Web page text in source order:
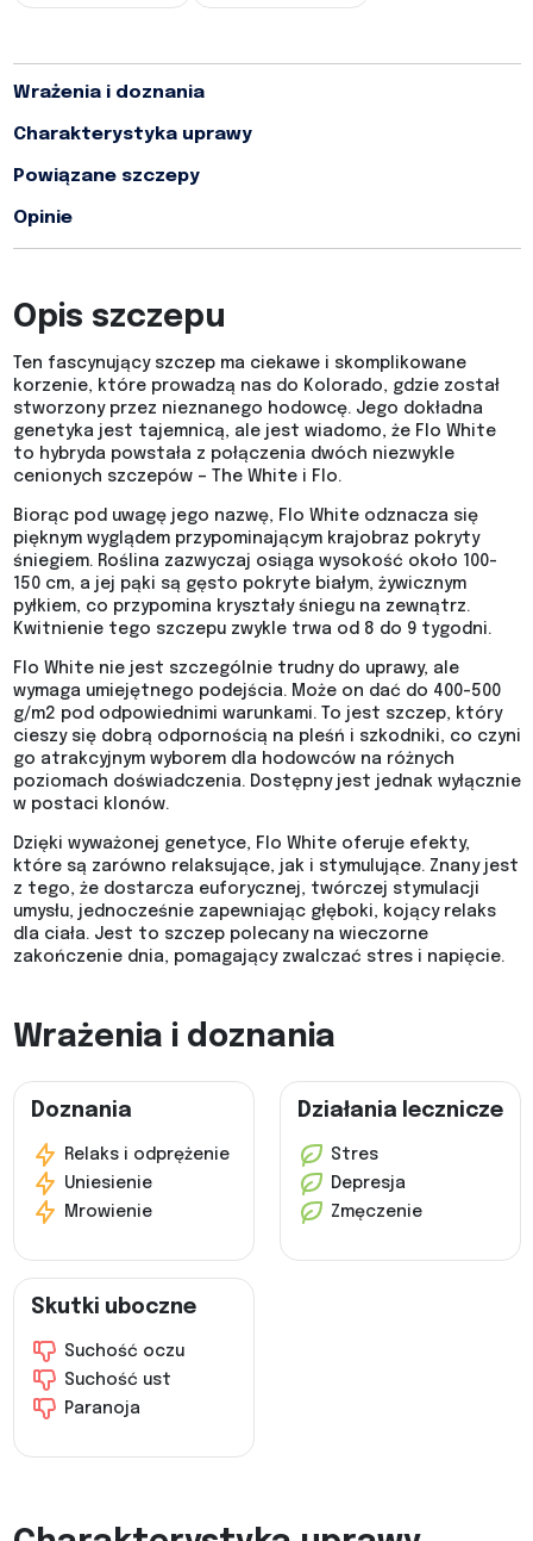
Wrażenia i doznania
Charakterystyka uprawy
Powiązane szczepy
Opinie
Opis szczepu
Ten fascynujący szczep ma ciekawe i skomplikowane
korzenie, które prowadzą nas do Kolorado, gdzie został
stworzony przez nieznanego hodowcę. Jego dokładna
genetyka jest tajemnicą, ale jest wiadomo, że Flo White
to hybryda powstała z połączenia dwóch niezwykle
cenionych szczepów – The White i Flo.
Biorąc pod uwagę jego nazwę, Flo White odznacza się
pięknym wyglądem przypominającym krajobraz pokryty
śniegiem. Roślina zazwyczaj osiąga wysokość około 100-
150 cm, a jej pąki są gęsto pokryte białym, żywicznym
pyłkiem, co przypomina kryształy śniegu na zewnątrz.
Kwitnienie tego szczepu zwykle trwa od 8 do 9 tygodni.
Flo White nie jest szczególnie trudny do uprawy, ale
wymaga umiejętnego podejścia. Może on dać do 400-500
g/m2 pod odpowiednimi warunkami. To jest szczep, który
cieszy się dobrą odpornością na pleśń i szkodniki, co czyni
go atrakcyjnym wyborem dla hodowców na różnych
poziomach doświadczenia. Dostępny jest jednak wyłącznie
w postaci klonów.
Dzięki wyważonej genetyce, Flo White oferuje efekty,
które są zarówno relaksujące, jak i stymulujące. Znany jest
z tego, że dostarcza euforycznej, twórczej stymulacji
umysłu, jednocześnie zapewniając głęboki, kojący relaks
dla ciała. Jest to szczep polecany na wieczorne
zakończenie dnia, pomagający zwalczać stres i napięcie.
Wrażenia i doznania
Doznania
Relaks i odprężenie
Uniesienie
Mrowienie
Działania lecznicze
Stres
Depresja
Zmęczenie
Skutki uboczne
Suchość oczu
Suchość ust
Paranoja